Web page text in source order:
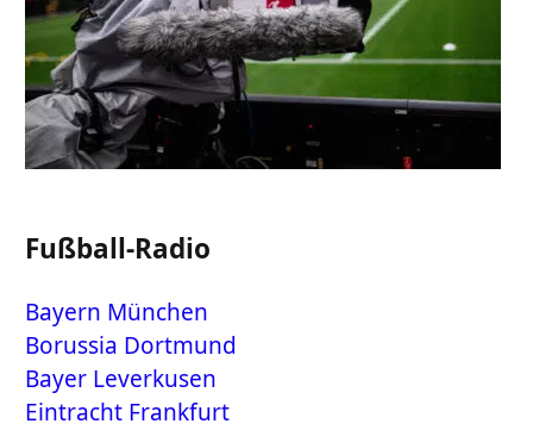
Fußball-Radio
Bayern München
Borussia Dortmund
Bayer Leverkusen
Eintracht Frankfurt